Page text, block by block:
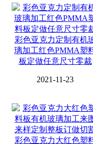
彩色亚克力定制有机
璃加工红色PMMA塑
板定做任意尺寸零裁
2021-11-23
彩色亚克力大红色塑